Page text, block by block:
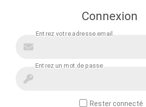
Connexion
Rester connecté